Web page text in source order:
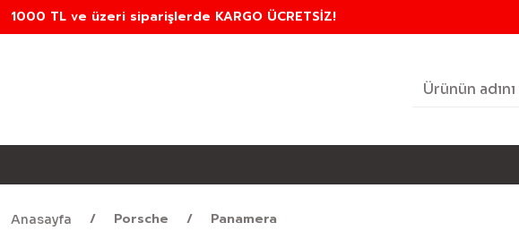
1000 TL ve üzeri siparişlerde KARGO ÜCRETSİZ!
Anasayfa Porsche Panamera